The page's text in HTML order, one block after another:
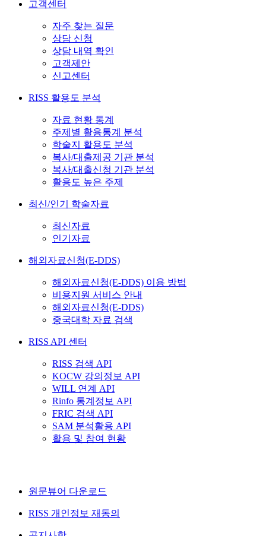
고객센터
자주 찾는 질문
상담 신청
상담 내역 확인
고객제안
신고센터
RISS 활용도 분석
자료 현황 통계
주제별 활용통계 분석
학술지 활용도 분석
복사/대출제공 기관 분석
복사/대출신청 기관 분석
활용도 높은 주제
최신/인기 학술자료
최신자료
인기자료
해외자료신청(E-DDS)
해외자료신청(E-DDS) 이용 방법
비용지원 서비스 안내
해외자료신청(E-DDS)
중국대학 자료 검색
RISS API 센터
RISS 검색 API
KOCW 강의정보 API
WILL 연계 API
Rinfo 통계정보 API
FRIC 검색 API
SAM 분석활용 API
활용 및 참여 현황
원문뷰어 다운로드
RISS 개인정보 재동의